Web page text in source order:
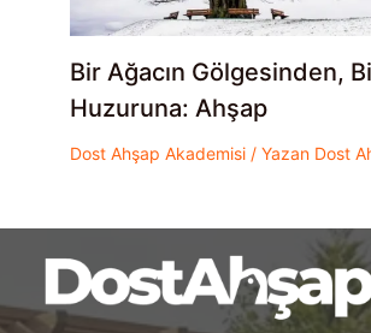
Bir Ağacın Gölgesinden,
Huzuruna: Ahşap
Dost Ahşap Akademisi/ Yazan Dost